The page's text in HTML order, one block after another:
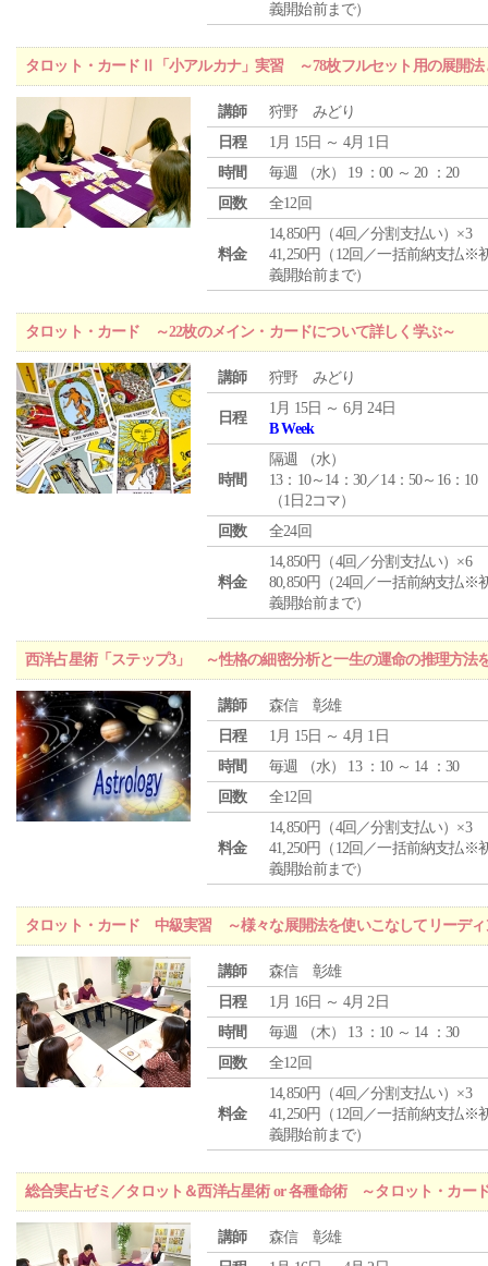
義開始前まで）
タロット・カードⅡ「小アルカナ」実習 ～78枚フルセット用の展開法
講師
狩野 みどり
日程
1月 15日 ～ 4月 1日
時間
毎週 （水） 19 ：00 ～ 20 ：20
回数
全12回
料金
14,850円（4回／分割支払い）×3
41,250円（12回／一括前納支払※
義開始前まで）
タロット・カード ～22枚のメイン・カードについて詳しく学ぶ～
講師 狩野 みどり
日程
1月 15日 ～ 6月 24日
B Week
時間
隔週 （水）
13：10～14：30／14：50～16：10
（1日2コマ）
回数
全24回
料金
14,850円（4回／分割支払い）×6
80,850円（24回／一括前納支払※
義開始前まで）
西洋占星術「ステップ3」 ～性格の細密分析と一生の運命の推理方法
講師
森信 彰雄
日程
1月 15日 ～ 4月 1日
時間
毎週 （水） 13 ：10 ～ 14 ：30
回数
全12回
料金
14,850円（4回／分割支払い）×3
41,250円（12回／一括前納支払※
義開始前まで）
タロット・カード 中級実習 ～様々な展開法を使いこなしてリーディ
講師
森信 彰雄
日程
1月 16日 ～ 4月 2日
時間
毎週 （木） 13 ：10 ～ 14 ：30
回数
全12回
料金
14,850円（4回／分割支払い）×3
41,250円（12回／一括前納支払※
義開始前まで）
総合実占ゼミ／タロット＆西洋占星術 or 各種命術 ～タロット・カー
講師
森信 彰雄